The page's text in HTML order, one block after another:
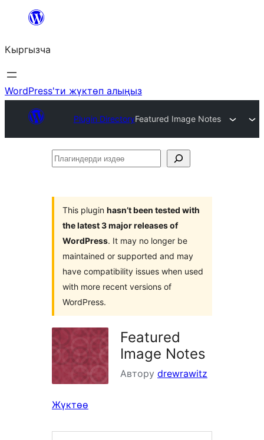
Мазмунга
Кыргызча
WordPress'ти жүктөп алыңыз
Plugin DirectoryFeatured Image Notes
Плагиндерди
This plugin hasn’t been tested with
the latest 3 major releases of
WordPress. It may no longer be
maintained or supported and may
have compatibility issues when used
with more recent versions of
WordPress.
Featured
Image Notes
Автору drewrawitz
Жүктөө